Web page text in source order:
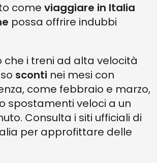
come viaggiare in Italia
possa offrire indubbi
che i treni ad alta velocità
sconti nei mesi con
come febbraio e marzo,
spostamenti veloci a un
Consulta i siti ufficiali di
per approfittare delle